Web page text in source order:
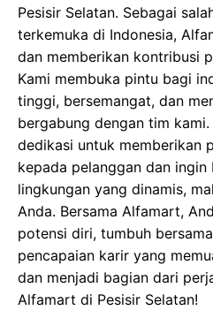
Pesisir Selatan. Sebagai
terkemuka di Indonesia,
dan memberikan kontribusi
Kami membuka pintu bagi
tinggi, bersemangat, dan
bergabung dengan tim
dedikasi untuk memberikan
kepada pelanggan dan ingin
lingkungan yang dinamis,
Anda. Bersama Alfamart,
potensi diri, tumbuh
pencapaian karir yang
dan menjadi bagian dari
Alfamart di Pesisir Selatan!